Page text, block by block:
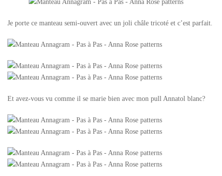
Je porte ce manteau semi-ouvert avec un joli châle tricoté et c’est parfait.
Et avez-vous vu comme il se marie bien avec mon pull Annatol blanc?